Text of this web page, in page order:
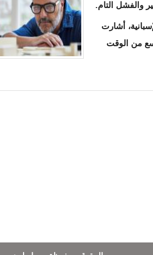
والفشل التام.
أشارت
من الوقت